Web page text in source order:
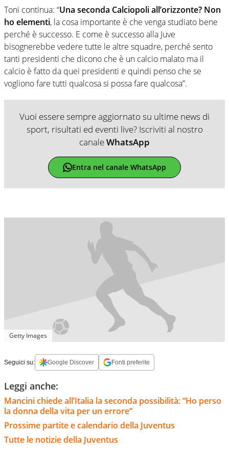
Toni continua: “Una seconda Calciopoli all’orizzonte? Non
ho elementi, la cosa importante è che venga studiato bene
perché è successo. E come è successo alla Juve
bisognerebbe vedere tutte le altre squadre, perché sento
tanti presidenti che dicono che è un calcio malato ma il
calcio è fatto da quei presidenti e quindi penso che se
vogliono fare tutti qualcosa si possa fare qualcosa”.
Vuoi essere sempre aggiornato su ultime news di
sport, risultati ed eventi live? Iscriviti al nostro
canaleWhatsApp
Entra nel canale WhatsApp
Getty Images
Seguici su: Google Discover Fonti preferite
Leggi anche:
Mancini chiede all’Italia la seconda possibilità: “Ho perso
la donna della vita per un errore”
Prossime partite e calendario della Juventus
Tutte le notizie della Juventus